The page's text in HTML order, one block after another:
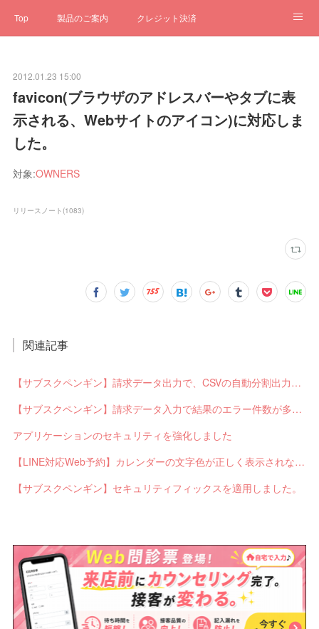
Top 製品のご案内 クレジット決済
2012.01.23 15:00
favicon(ブラウザのアドレスバーやタブに表
示される、Webサイトのアイコン)に対応しま
した。
対象:OWNERS
リリースノート (1083)
関連記事
【サブスクペンギン】請求データ出力で、CSVの自動分割出力と出力ステータスの確認ができるようになりました。
【サブスクペンギン】請求データ入力で結果のエラー件数が多い場合に応答不能になるバグを修正しました。
アプリケーションのセキュリティを強化しました
【LINE対応Web予約】カレンダーの文字色が正しく表示されないバグを修正しました。
【サブスクペンギン】セキュリティフィックスを適用しました。